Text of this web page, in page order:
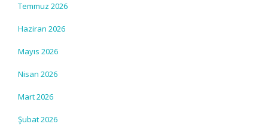
Temmuz 2026
Haziran 2026
Mayıs 2026
Nisan 2026
Mart 2026
Şubat 2026